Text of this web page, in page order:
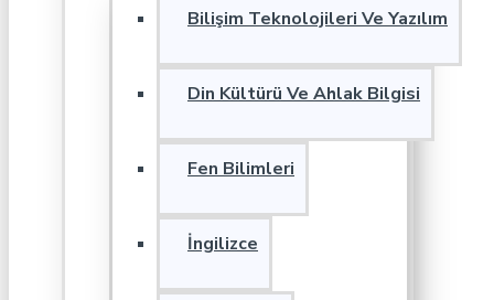
Bilişim Teknolojileri Ve Yazılım
Din Kültürü Ve Ahlak Bilgisi
Fen Bilimleri
İngilizce